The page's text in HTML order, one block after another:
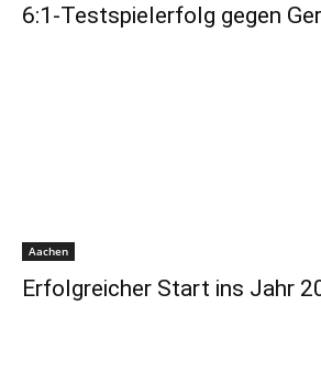
6:1-Testspielerfolg gegen
Aachen
Erfolgreicher Start ins Jahr